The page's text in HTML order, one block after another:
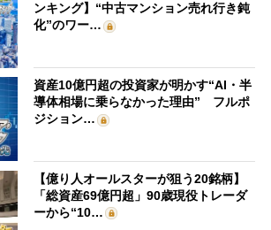
ンキング】“中古マンション売れ行き鈍
化”のワー…
資産10億円超の投資家が明かす“AI・半
導体相場に乗らなかった理由” フルポ
ジション…
【億り人オールスターが狙う20銘柄】
「総資産69億円超」90歳現役トレーダ
ーから“10…